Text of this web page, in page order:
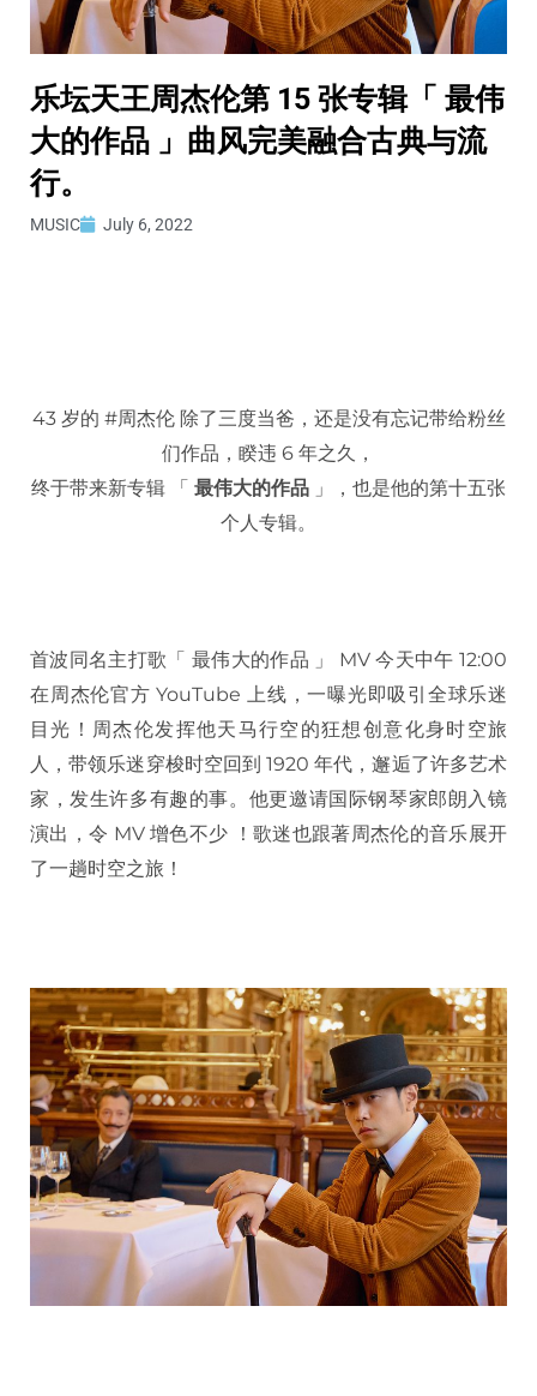
乐坛天王周杰伦第 15 张专辑「 最伟
大的作品 」曲风完美融合古典与流
行。
MUSIC July 6, 2022
43 岁的 #周杰伦 除了三度当爸，还是没有忘记带给粉丝
们作品，睽违 6 年之久，
终于带来新专辑 「 最伟大的作品 」，也是他的第十五张
个人专辑。
首波同名主打歌「 最伟大的作品 」 MV 今天中午 12:00
在周杰伦官方 YouTube 上线，一曝光即吸引全球乐迷
目光！周杰伦发挥他天马行空的狂想创意化身时空旅
人，带领乐迷穿梭时空回到 1920 年代，邂逅了许多艺术
家，发生许多有趣的事。他更邀请国际钢琴家郎朗入镜
演出，令 MV 增色不少 ！歌迷也跟著周杰伦的音乐展开
了一趟时空之旅！